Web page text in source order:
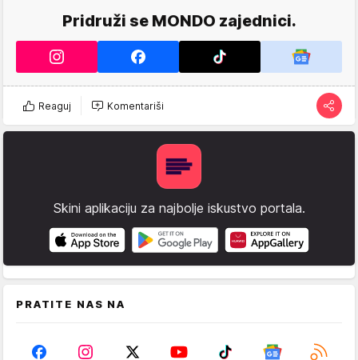
Pridruži se MONDO zajednici.
Reaguj Komentariši
Skini aplikaciju za najbolje iskustvo portala.
PRATITE NAS NA